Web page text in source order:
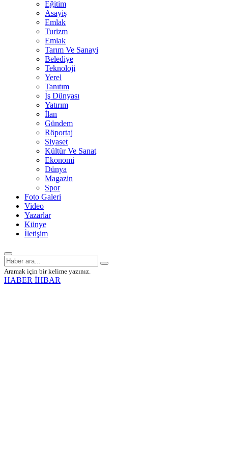
Eğitim
Asayiş
Emlak
Turizm
Emlak
Tarım Ve Sanayi
Belediye
Teknoloji
Yerel
Tanıtım
İş Dünyası
Yatırım
İlan
Gündem
Röportaj
Siyaset
Kültür Ve Sanat
Ekonomi
Dünya
Magazin
Spor
Foto Galeri
Video
Yazarlar
Künye
İletişim
Aramak için bir kelime yazınız.
HABER İHBAR